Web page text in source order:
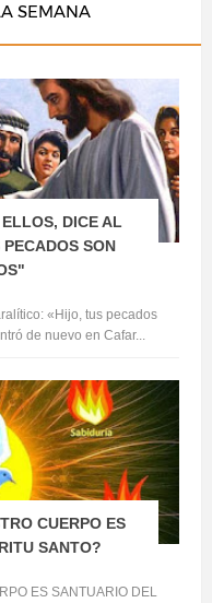
SEMANA
DICE AL
SON
«Hijo, tus pecados
de nuevo en Cafar...
CUERPO ES
SANTO?
ES SANTUARIO DEL